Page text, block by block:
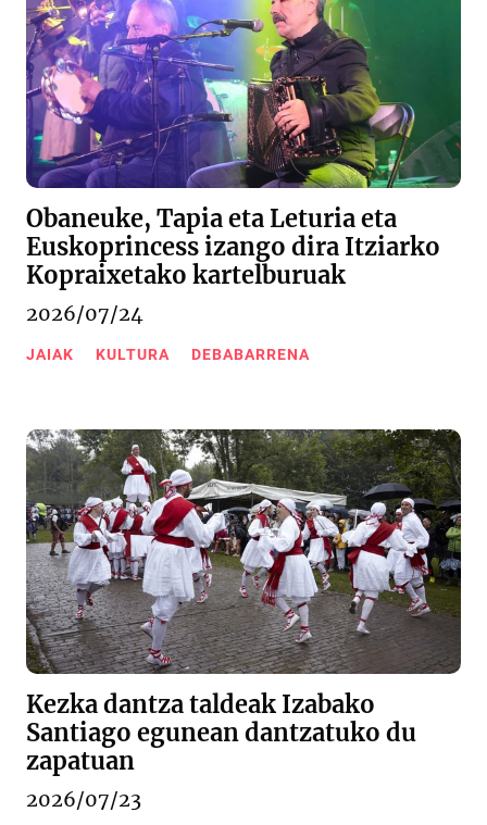
Obaneuke, Tapia eta Leturia eta
Euskoprincess izango dira Itziarko
Kopraixetako kartelburuak
2026/07/24
JAIAK KULTURA DEBABARRENA
Kezka dantza taldeak Izabako
Santiago egunean dantzatuko du
zapatuan
2026/07/23